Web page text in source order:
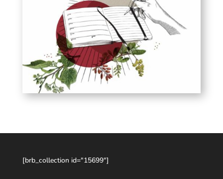
[brb_collection id="15699"]